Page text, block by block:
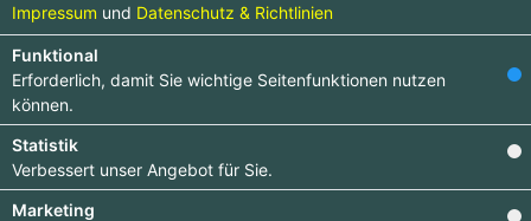
BASIS
Impressum und Datenschutz & Richtlinien
Funktional
Erforderlich, damit Sie wichtige Seitenfunktionen nutzen
können.
Statistik
Verbessert unser Angebot für Sie.
Marketing